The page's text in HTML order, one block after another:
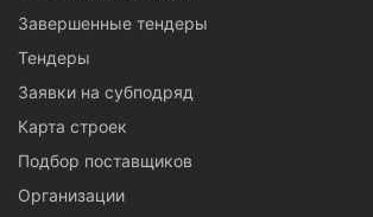
Завершенные тендеры
Тендеры
Заявки на субподряд
Карта строек
Подбор поставщиков
Организации